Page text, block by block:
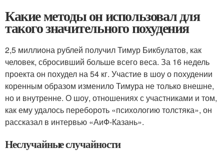
Какие методы он использовал для
такого значительного похудения
2,5 миллиона рублей получил Тимур Бикбулатов, как
человек, сбросивший больше всего веса. За 16 недель
проекта он похудел на 54 кг. Участие в шоу о похудении
коренным образом изменило Тимура не только внешне,
но и внутренне. О шоу, отношениях с участниками и том,
как ему удалось перебороть «психологию толстяка», он
рассказал в интервью «АиФ-Казань».
Неслучайные случайности